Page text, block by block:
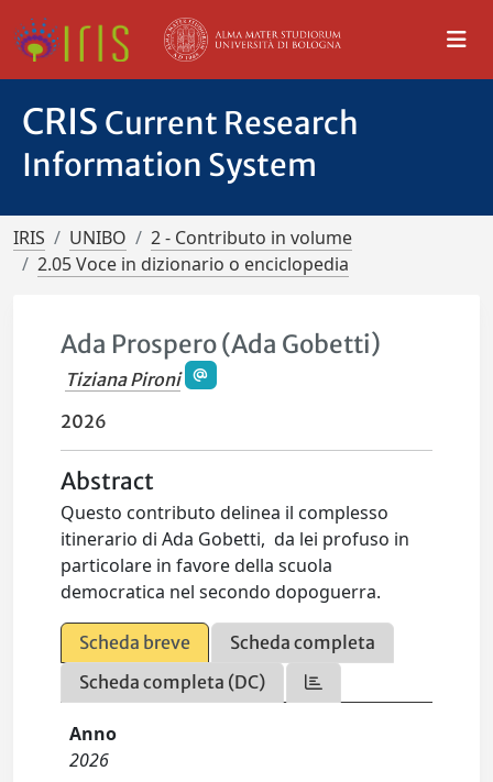
CRIS Current Research
Information System
IRIS UNIBO
2 - Contributo in volume
2.05 Voce in dizionario o enciclopedia
Ada Prospero (Ada Gobetti)
Tiziana Pironi
2026
Abstract
Questo contributo delinea il complesso
itinerario di Ada Gobetti, da lei profuso in
particolare in favore della scuola
democratica nel secondo dopoguerra.
Scheda breve
Scheda completa
Scheda completa (DC)
Anno
2026